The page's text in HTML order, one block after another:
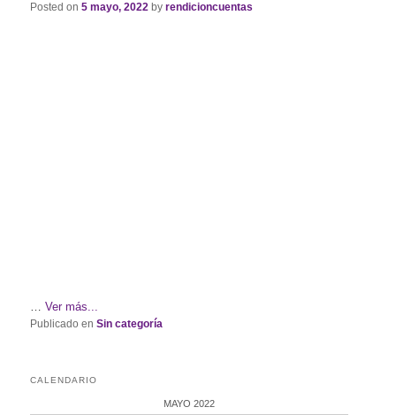
Posted on5 mayo, 2022 byrendicioncuentas
…Ver más...
Publicado en Sin categoría
CALENDARIO
MAYO 2022